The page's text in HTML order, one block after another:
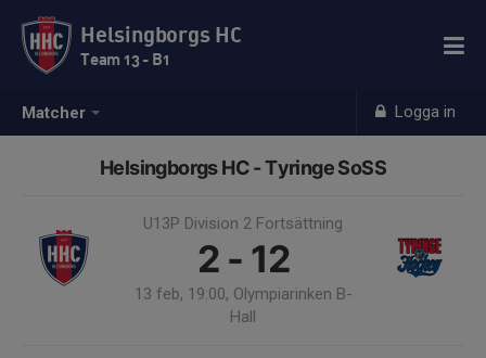
Matcher Logga in
Helsingborgs HC
Team 13 - B1
Helsingborgs HC - Tyringe SoSS
U13P Division 2 Fortsättning
2 - 12
13 feb, 19:00, Olympiarinken B-
Hall